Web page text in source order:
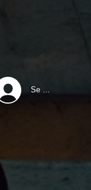
Se connecter